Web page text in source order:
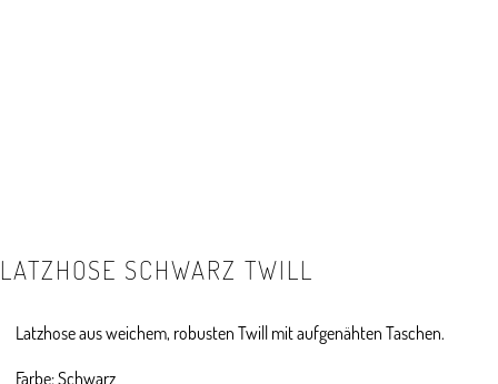
LATZHOSE SCHWARZ TWILL
Latzhose aus weichem, robusten Twill mit aufgenähten Taschen.
Farbe: Schwarz